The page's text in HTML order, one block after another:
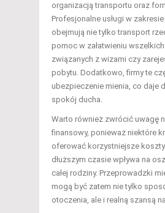
organizacją transportu oraz
Profesjonalne usługi w
obejmują nie tylko transport
pomoc w załatwieniu
związanych z wizami czy
pobytu. Dodatkowo, firmy te
ubezpieczenie mienia, co daje
spokój ducha.
Warto również zwrócić uwagę
finansowy, ponieważ niektóre
oferować korzystniejsze
dłuższym czasie wpływa na
całej rodziny. Przeprowadzki
mogą być zatem nie tylko
otoczenia, ale i realną szansą